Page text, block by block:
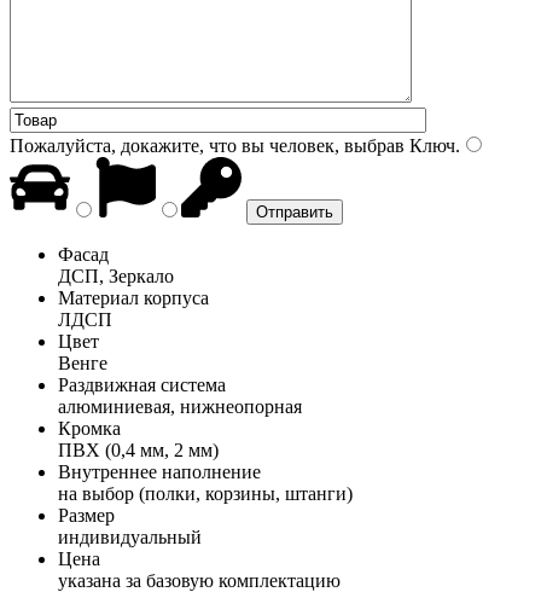
Пожалуйста, докажите, что вы человек, выбрав Ключ.
Фасад
ДСП, Зеркало
Материал корпуса
ЛДСП
Цвет
Венге
Раздвижная система
алюминиевая, нижнеопорная
Кромка
ПВХ (0,4 мм, 2 мм)
Внутреннее наполнение
на выбор (полки, корзины, штанги)
Размер
индивидуальный
Цена
указана за базовую комплектацию